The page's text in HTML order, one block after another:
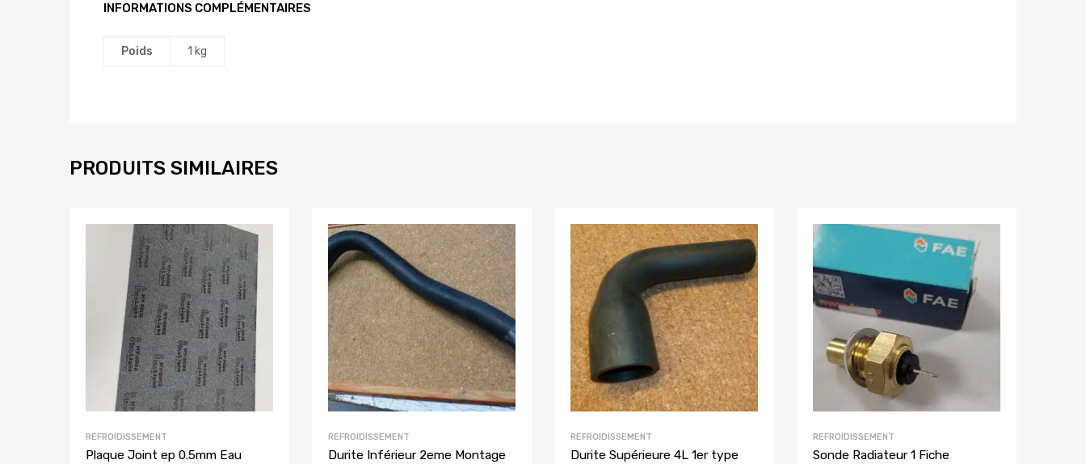
INFORMATIONS COMPLÉMENTAIRES
Poids 1 kg
PRODUITS SIMILAIRES
REFROIDISSEMENT
Plaque Joint ep 0.5mm Eau
REFROIDISSEMENT
Durite Inférieur 2eme Montage
REFROIDISSEMENT
Durite Supérieure 4L 1er type
REFROIDISSEMENT
Sonde Radiateur 1 Fiche